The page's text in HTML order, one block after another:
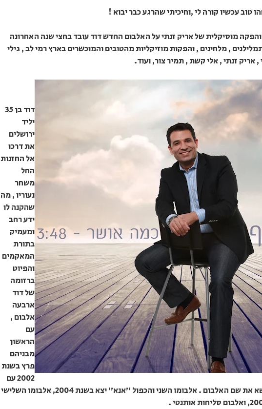
טוב עכשיו קורה לי ,וחיכיתי שהרגע כבר יבוא !
מוסיקלית של אריק זנתי על האלבום החדש דוד עובד בחצי שנה האחרונה
, מלחינים , והפקות מוזיקליות מהטובים והמוכשרים בארץ רמי לב , גילי
, אריק זנתי , אלי קשת , תמיר צור, ועוד.
דוד בן 35
יליד
ירושלים
את דרכו
אל החזנות
החל
משחר
נעוריו , מה
שהקנה לו
ידע רחב
ומעמיק
בתורת
המאקמים
והפיוט
ברזומה
של דוד
ארבעה
אלבום ,
עם
הראשון
מבניהם
פרץ בשנת
2002 עם
הלהיט " זך אל אתה " שנושא את שם האלבום . אלבומו השני והכפול "אנא" יצא בשנת 2004, אלבומו השלישי